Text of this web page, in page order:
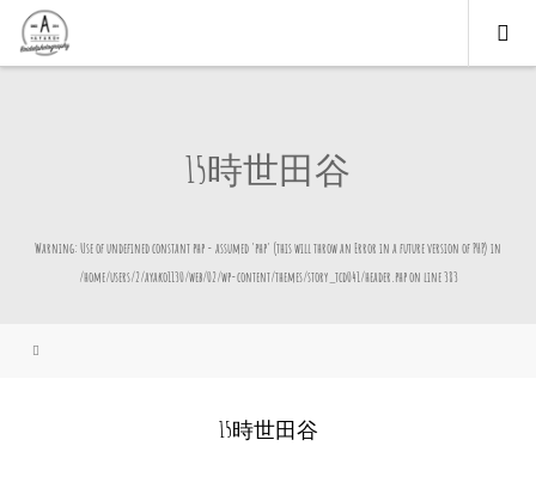
15時世田谷
Warning: Use of undefined constant php - assumed 'php' (this will throw an Error in a future version of PHP) in
/home/users/2/ayako1130/web/02/wp-content/themes/story_tcd041/header.phpon line383
15時世田谷